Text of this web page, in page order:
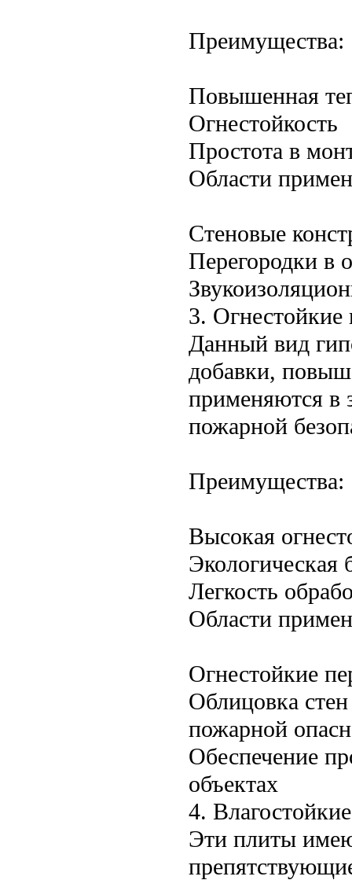
Преимущества:
Повышенная
Огнестойкость
Простота в
Области
Стеновые
Перегородки в
3.
Данный вид
добавки,
применяются в
пожарной
Преимущества:
Высокая
Экологическая
Легкость
Области
Огнестойкие
Облицовка
пожарной
Обеспечение
объектах
4.
Эти плиты